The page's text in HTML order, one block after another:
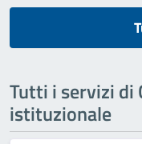
Tutti i servizi di
istituzionale